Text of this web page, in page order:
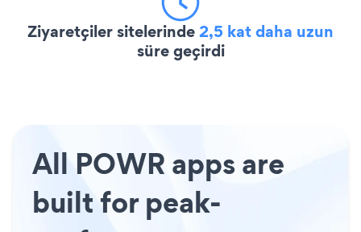
Ziyaretçiler sitelerinde2,5 kat daha uzun
süre geçirdi
All POWR apps are
built for peak-